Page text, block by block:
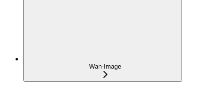
Wan-Image